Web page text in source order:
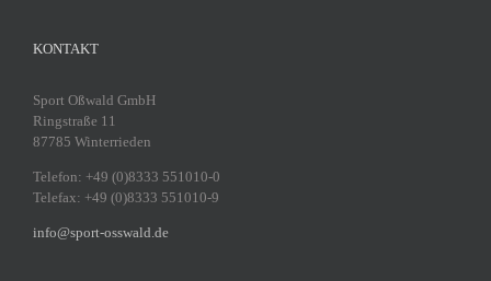
KONTAKT
Sport Oßwald GmbH
Ringstraße 11
87785 Winterrieden
Telefon: +49 (0)8333 551010-0
Telefax: +49 (0)8333 551010-9
info@sport-osswald.de